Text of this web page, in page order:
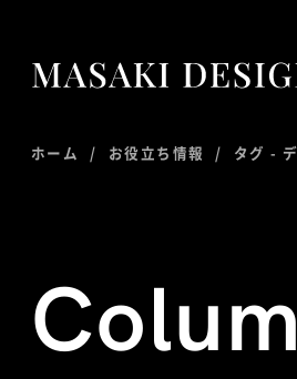
ホーム お役立ち情報 タグ -